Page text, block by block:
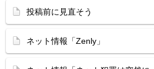
投稿前に見直そう
ネット情報「Zenly」